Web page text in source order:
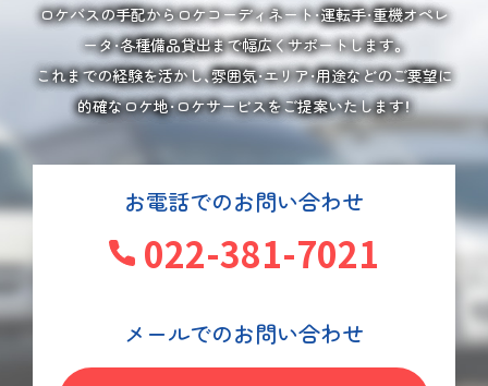
ロケバスの手配からロケコーディネート・運転手・重機オペレ
ータ・各種備品貸出まで幅広くサポートします。
これまでの経験を活かし、雰囲気・エリア・用途などのご要望に
的確なロケ地・ロケサービスをご提案いたします！
お電話でのお問い合わせ
022-381-7021
メールでのお問い合わせ